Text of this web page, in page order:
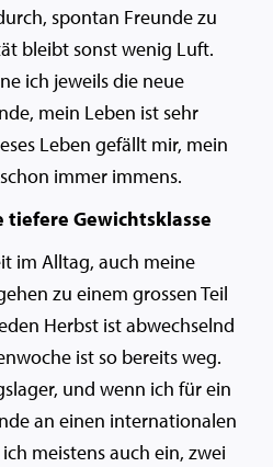
spontan Freunde zu
bleibt sonst wenig Luft.
ich jeweils die neue
mein Leben ist sehr
Leben gefällt mir, mein
immer immens.
tiefere Gewichtsklasse
im Alltag, auch meine
zu einem grossen Teil
Herbst ist abwechselnd
ist so bereits weg.
und wenn ich für ein
an einen internationalen
meistens auch ein, zwei